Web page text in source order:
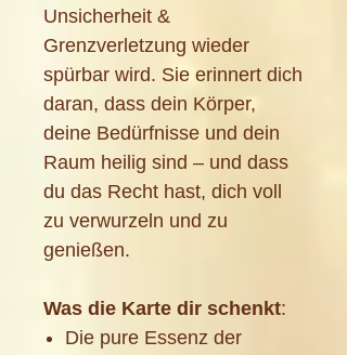
Unsicherheit &
Grenzverletzung wieder
spürbar wird. Sie erinnert dich
daran, dass dein Körper,
deine Bedürfnisse und dein
Raum heilig sind – und dass
du das Recht hast, dich voll
zu verwurzeln und zu
genießen.
Was die Karte dir schenkt:
Die pure Essenz der